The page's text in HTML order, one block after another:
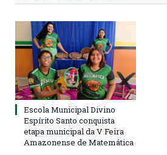
Escola Municipal Divino
Espírito Santo conquista
etapa municipal da V Feira
Amazonense de Matemática